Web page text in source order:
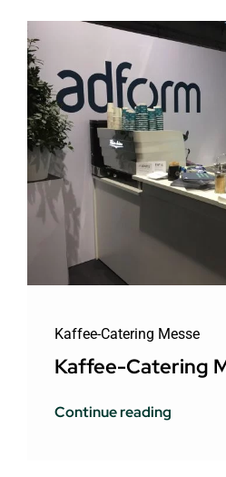
Kaffee-Catering Messe
Kaffee-Catering
Continue reading